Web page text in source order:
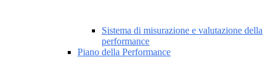
Sistema di misurazione e valutazione della
performance
Piano della Performance